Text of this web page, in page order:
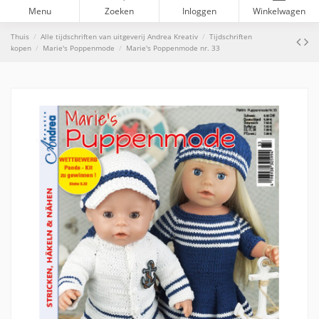
Menu Zoeken Inloggen Winkelwagen
Thuis Alle tijdschriften van uitgeverij Andrea Kreativ
Tijdschriften
kopen
Marie's Poppenmode Marie's Poppenmode nr. 33